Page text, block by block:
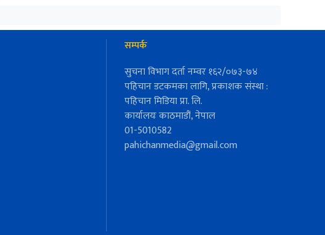
सम्पर्क
सुचना विभाग दर्ता नम्वर १६२/०७३-७४
पहिचान डटकमका लागि, प्रकाशक संस्था :
पहिचान मिडिया प्रा. लि.
कार्यालयः काठमाडौं, नेपाल
01-5010582
pahichanmedia@gmail.com